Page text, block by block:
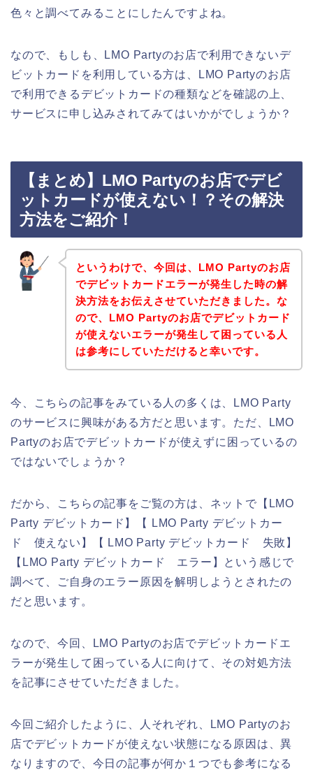
色々と調べてみることにしたんですよね。
なので、もしも、LMO Partyのお店で利用できないデ
ビットカードを利用している方は、LMO Partyのお店
で利用できるデビットカードの種類などを確認の上、
サービスに申し込みされてみてはいかがでしょうか？
【まとめ】LMO Partyのお店でデビ
ットカードが使えない！？その解決
方法をご紹介！
というわけで、今回は、LMO Partyのお店
でデビットカードエラーが発生した時の解
決方法をお伝えさせていただきました。な
ので、LMO Partyのお店でデビットカード
が使えないエラーが発生して困っている人
は参考にしていただけると幸いです。
今、こちらの記事をみている人の多くは、LMO Party
のサービスに興味がある方だと思います。ただ、LMO
Partyのお店でデビットカードが使えずに困っているの
ではないでしょうか？
だから、こちらの記事をご覧の方は、ネットで【LMO
Party デビットカード】【 LMO Party デビットカー
ド 使えない】【 LMO Party デビットカード 失敗】
【LMO Party デビットカード エラー】という感じで
調べて、ご自身のエラー原因を解明しようとされたの
だと思います。
なので、今回、LMO Partyのお店でデビットカードエ
ラーが発生して困っている人に向けて、その対処方法
を記事にさせていただきました。
今回ご紹介したように、人それぞれ、LMO Partyのお
店でデビットカードが使えない状態になる原因は、異
なりますので、今日の記事が何か１つでも参考になる